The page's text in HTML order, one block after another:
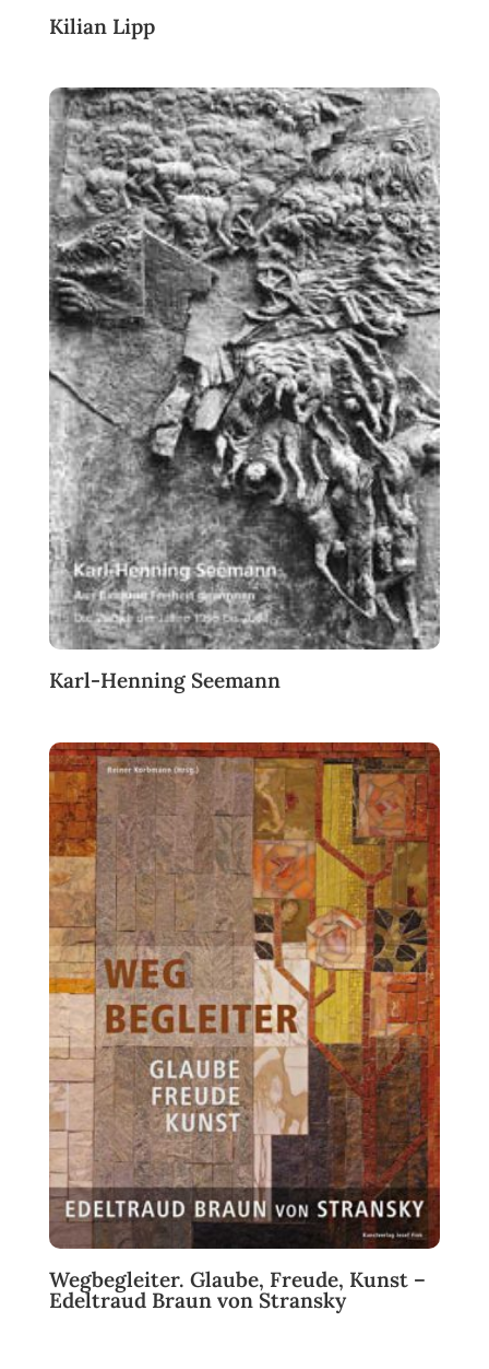
Kilian Lipp
Karl-Henning Seemann
Wegbegleiter. Glaube, Freude, Kunst –
Edeltraud Braun von Stransky